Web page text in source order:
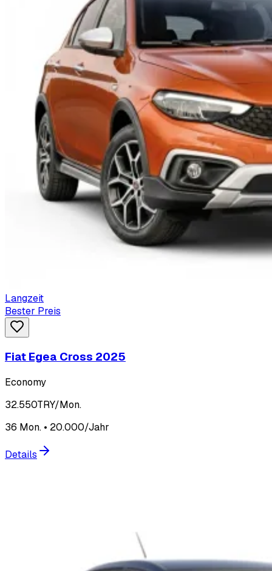
Langzeit
Bester Preis
Fiat Egea Cross 2025
Economy
32.550TRY/Mon.
36 Mon. • 20.000/Jahr
Details